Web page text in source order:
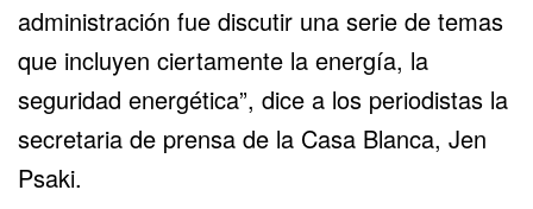
administración fue discutir una serie de temas
que incluyen ciertamente la energía, la
seguridad energética”, dice a los periodistas la
secretaria de prensa de la Casa Blanca, Jen
Psaki.